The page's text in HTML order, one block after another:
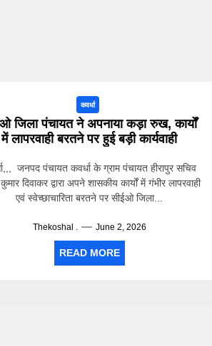
कवर्धा
जिला पंचायत ने अपनाया कड़ा रुख, कार्यों
में लापरवाही बरतने पर हुई बड़ी कार्यवाही
जनपद पंचायत कवर्धा के ग्राम पंचायत हीरापुर सचिव
दिवाकर द्वारा अपने शासकीय कार्यों में गंभीर लापरवाही
एवं स्वेच्छाचारिता बरतने पर सीईओ जिला...
Thekoshal . June 2, 2026
READ MORE